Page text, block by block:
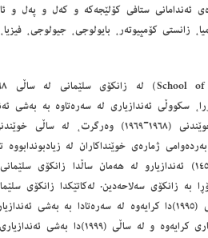
ئەندامانی ستافی کۆلێجەکە و کەل و پەل و
زانستی کۆمپیوتەر، بایولوجی، جیولوجی،
سکووڵی ئەندازیاری لە سەرەتاوە بە بەشی
سکووڵی ئەندازیاری بریتیبووە لە (١٤٥١) ئەندازیارو لە ھەمان
کرایەوە، سکووڵی ئەندازیاری لە ساڵی (١٩٩٥)دا کرایەوە لە
ساڵی (١٩٩٦)، بەشی ئەندازیاری بیناکاری